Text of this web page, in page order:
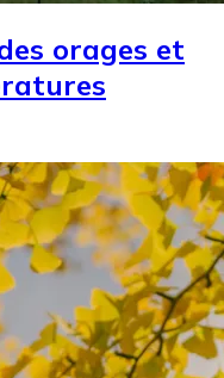
orages et